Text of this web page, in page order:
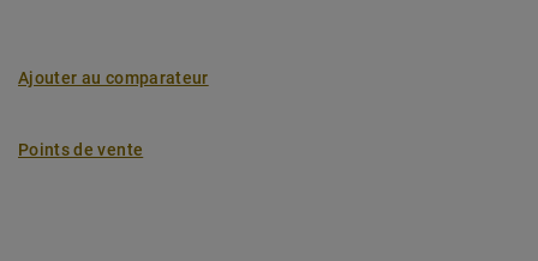
Ajouter au comparateur
Points de vente